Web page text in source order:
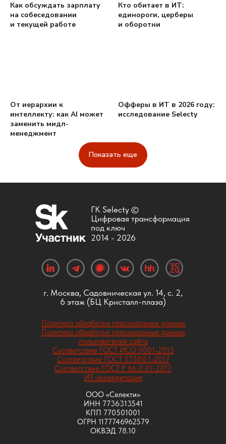
Как обсуждать зарплату
на собеседовании
и текущей работе
Кто обитает в ИТ:
единороги, церберы
и оборотни
От иерархии к
интеллекту: как AI может
заменить мидл-
менеджмент
Офферы в ИТ в 2026 году:
исследование Selecty
Показать еще
Политика обработки персональных данных
Политика обработки персональных данных
пользователей сайта
Соответствие ГОСТ ИСО 9001-2015
Соответствие ГОСТ 57580.1-2017
Соответствие ГОСТ Р 66.0.01-2017
ИТ-аккредитация
ООО «Селекти»
ИНН 7736313541
КПП 770501001
ОГРН 1177746962579
ОКВЭД 78.10
ГК Selecty ©
Цифровая трансформация
под ключ
г. Москва, Садовническая ул. 14, с. 2,
6 этаж (БЦ Кристалл-плаза)
2014 - 2026